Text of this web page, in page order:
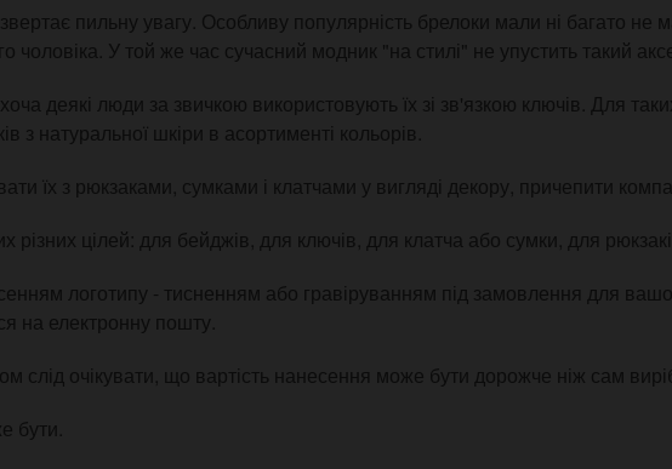
пильну увагу. Особливу популярність брелоки мали ні багато не
чоловіка. У той же час сучасний модник "на стилі" не упустить такий
деякі люди за звичкою використовують їх зі зв'язкою ключів. Для
з натуральної шкіри в асортименті кольорів.
їх з рюкзаками, сумками і клатчами у вигляді декору, причепити
цілей: для бейджів, для ключів, для клатча або сумки, для
логотипу - тисненням або гравіруванням під замовлення для
на електронну пошту.
слід очікувати, що вартість нанесення може бути дорожче ніж сам
бути.